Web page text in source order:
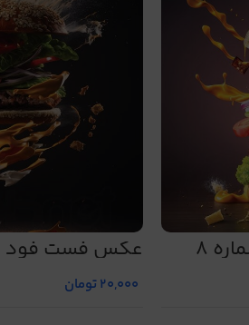
8 عکس فست فود
20,000تومان